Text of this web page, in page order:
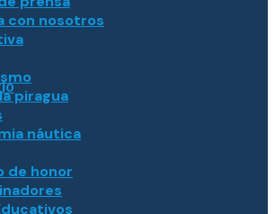
con nosotros
piragua
náutica
de honor